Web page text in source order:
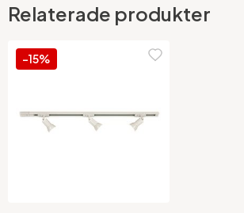
Relaterade produkter
-15%